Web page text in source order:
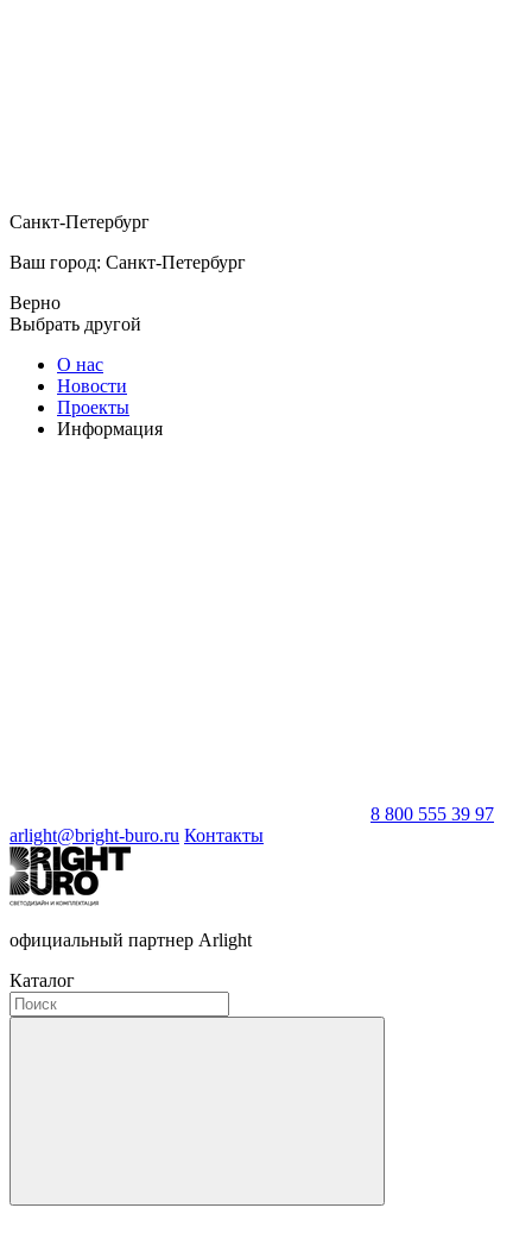
Санкт-Петербург
Ваш город: Санкт-Петербург
Верно
Выбрать другой
О нас
Новости
Проекты
Информация
8 800 555 39 97
arlight@bright-buro.ru Контакты
официальный партнер Arlight
Каталог